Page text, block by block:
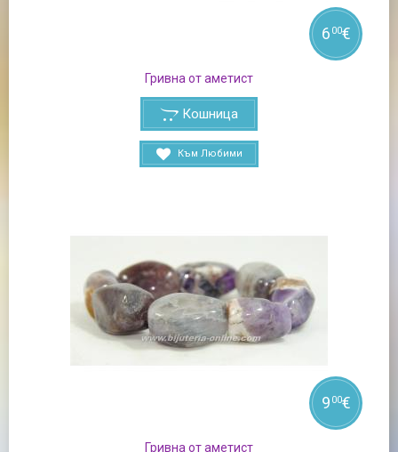
Гривна от аметист
6 00€
Кошница
Към Любими
Гривна от аметист
9 00€